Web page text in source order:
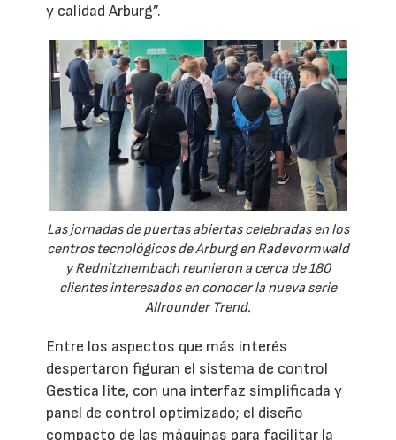
y calidad Arburg”.
Las jornadas de puertas abiertas celebradas en los
centros tecnológicos de Arburg en Radevormwald
y Rednitzhembach reunieron a cerca de 180
clientes interesados en conocer la nueva serie
Allrounder Trend.
Entre los aspectos que más interés
despertaron figuran el sistema de control
Gestica lite, con una interfaz simplificada y
panel de control optimizado; el diseño
compacto de las máquinas para facilitar la